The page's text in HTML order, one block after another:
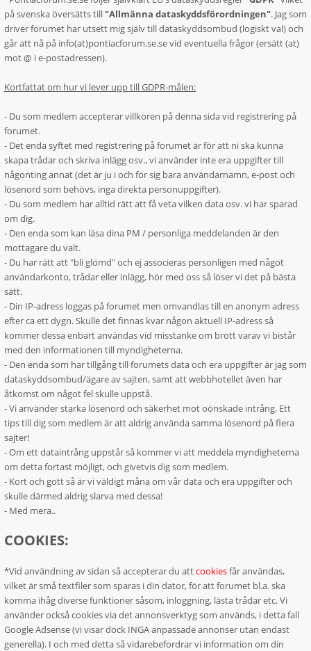
på svenska översätts till "Allmänna dataskyddsförordningen". Jag som
driver forumet har utsett mig själv till dataskyddsombud (logiskt val) och
går att nå på info(at)pontiacforum.se.se vid eventuella frågor (ersätt (at)
mot @ i e-postadressen).
Kortfattat om hur vi lever upp till GDPR-målen:
- Du som medlem accepterar villkoren på denna sida vid registrering på
forumet.
- Det enda syftet med registrering på forumet är för att ni ska kunna
skapa trådar och skriva inlägg osv., vi använder inte era uppgifter till
någonting annat (det är ju i och för sig bara användarnamn, e-post och
lösenord som behövs, inga direkta personuppgifter).
- Du som medlem har alltid rätt att få veta vilken data osv. vi har sparad
om dig.
- Den enda som kan läsa dina PM / personliga meddelanden är den
mottagare du valt.
- Du har rätt att "bli glömd" och ej associeras personligen med något
användarkonto, trådar eller inlägg, hör med oss så löser vi det på bästa
sätt.
- Din IP-adress loggas på forumet men omvandlas till en anonym adress
efter ca ett dygn. Skulle det finnas kvar någon aktuell IP-adress så
kommer dessa enbart användas vid misstanke om brott varav vi bistår
med den informationen till myndigheterna.
- Den enda som har tillgång till forumets data och era uppgifter är jag som
dataskyddsombud/ägare av sajten, samt att webbhotellet även har
åtkomst om något fel skulle uppstå.
- Vi använder starka lösenord och säkerhet mot oönskade intrång. Ett
tips till dig som medlem är att aldrig använda samma lösenord på flera
sajter!
- Om ett dataintrång uppstår så kommer vi att meddela myndigheterna
om detta fortast möjligt, och givetvis dig som medlem.
- Kort och gott så är vi väldigt måna om vår data och era uppgifter och
skulle därmed aldrig slarva med dessa!
- Med mera..
COOKIES:
*Vid användning av sidan så accepterar du attcookiesfår användas,
vilket är små textfiler som sparas i din dator, för att forumet bl.a. ska
komma ihåg diverse funktioner såsom, inloggning, lästa trådar etc. Vi
använder också cookies via det annonsverktyg som används, i detta fall
Google Adsense (vi visar dock INGA anpassade annonser utan endast
generella). I och med detta så vidarebefordrar vi information om din